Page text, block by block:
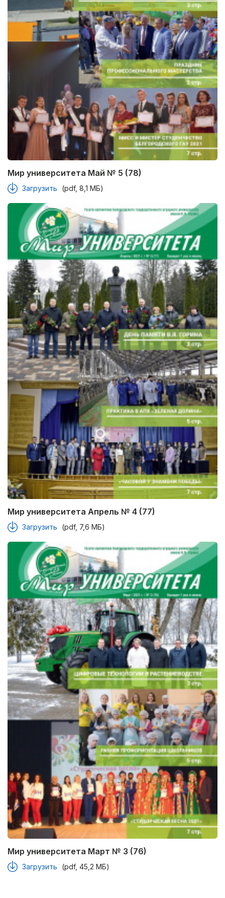
Мир университета Май № 5 (78)
Загрузить (pdf, 8,1 МБ)
Мир университета Апрель № 4 (77)
Загрузить (pdf, 7,6 МБ)
Мир университета Март № 3 (76)
Загрузить (pdf, 45,2 МБ)